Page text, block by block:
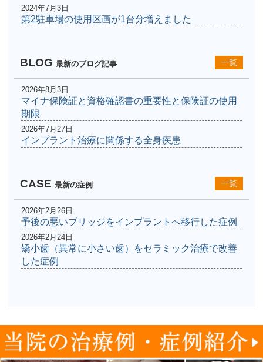
2024年7月3日
第2駐車場の使用区画が1台分増えました
BLOG 最新のブログ記事 一覧
2026年8月3日
マイナ保険証と資格確認書の重要性と保険証の使用
期限
2026年7月27日
インプラント治療に関係する全身疾患
CASE 最新の症例 一覧
2026年2月26日
予後の悪いブリッジをインプラントへ移行した症例
2026年2月24日
矯小歯（異常に小さい歯）をセラミック治療で改善
した症例